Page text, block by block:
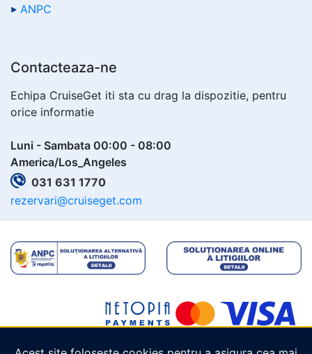
ANPC
Contacteaza-ne
Echipa CruiseGet iti sta cu drag la dispozitie, pentru
orice informatie
Luni - Sambata 00:00 - 08:00
America/Los_Angeles
031 631 1770
rezervari@cruiseget.com